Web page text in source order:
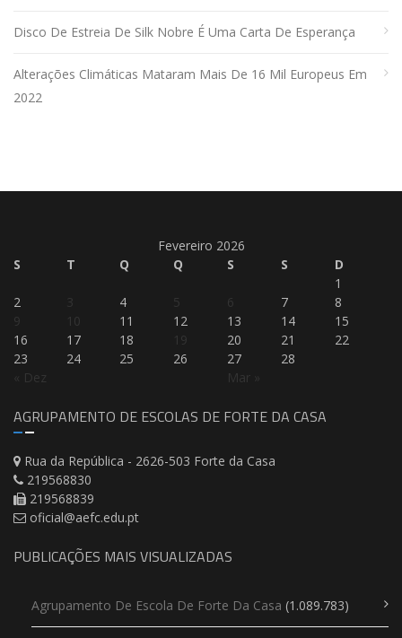
Disco De Estreia De Silk Nobre É Uma Carta De Esperança
Alterações Climáticas Mataram Mais De 16 Mil Europeus Em
2022
Fevereiro 2026
S
T Q Q S S D
« Dez Mar »
1
2
3 4 5 6 7
8
9
10 11 12 13 14
15
16
17 18 19 20 21
22
23
24 25 26 27 28
AGRUPAMENTO DE ESCOLAS DE FORTE DA CASA
Rua da República - 2626-503 Forte da Casa
219568830
219568839
oficial@aefc.edu.pt
PUBLICAÇÕES MAIS VISUALIZADAS
Agrupamento De Escola De Forte Da Casa (1.089.783)